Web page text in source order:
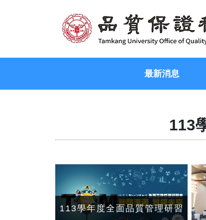
最新消息
113
113學年度全面品質管理研習